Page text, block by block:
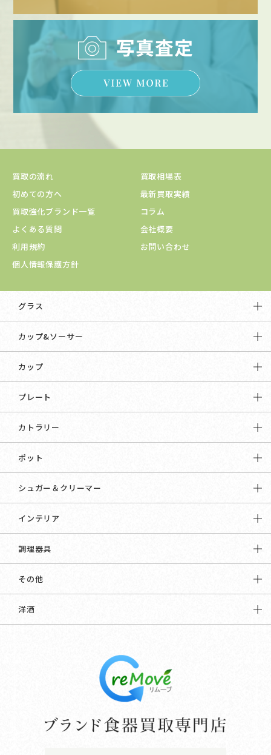
買取の流れ
買取相場表
初めての方へ
最新買取実績
買取強化ブランド一覧
コラム
よくある質問
会社概要
利用規約
お問い合わせ
個人情報保護方針
グラス
カップ&ソーサー
カップ
プレート
カトラリー
ポット
シュガー＆クリーマー
インテリア
調理器具
その他
洋酒